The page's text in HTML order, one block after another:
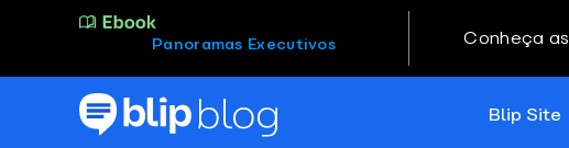
Panoramas Executivos Conheça as
Blip Site